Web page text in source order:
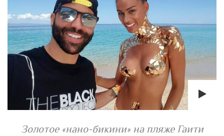
Золотое «нано-бикини» на пляже Гаити